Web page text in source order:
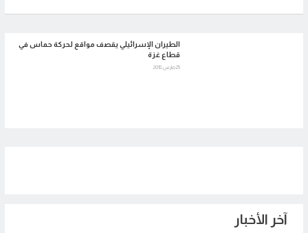
الطيران الإسرائيلي يقصف مواقع لحركة حماس في